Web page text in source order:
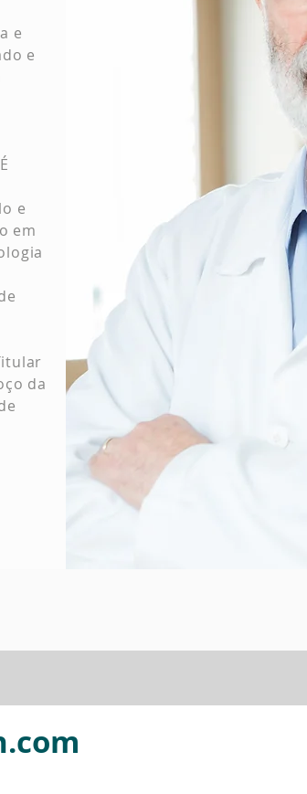
e
e
e
em
da